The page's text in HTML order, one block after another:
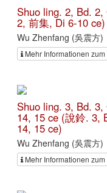
Shuo ling. 2, Bd.
2, 前集, Di 6-10 ce)
Wu Zhenfang (吳震方)
Mehr Informationen zum
Shuo ling. 3, Bd.
14, 15 ce (說鈴. 3,
14, 15 ce)
Wu Zhenfang (吳震方)
Mehr Informationen zum